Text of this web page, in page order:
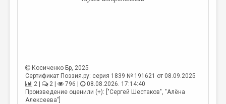
Косиченко Бр, 2025
Сертификат Поэзия.ру: серия 1839 № 191621 от 08.09.2025
2 |
2 | 796 |
08.08.2026. 17:14:40
Произведение оценили (+): ["Сергей Шестаков", "Алёна
Алексеева"]